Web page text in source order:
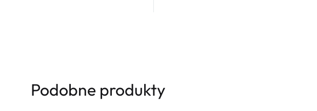
Podobne produkty